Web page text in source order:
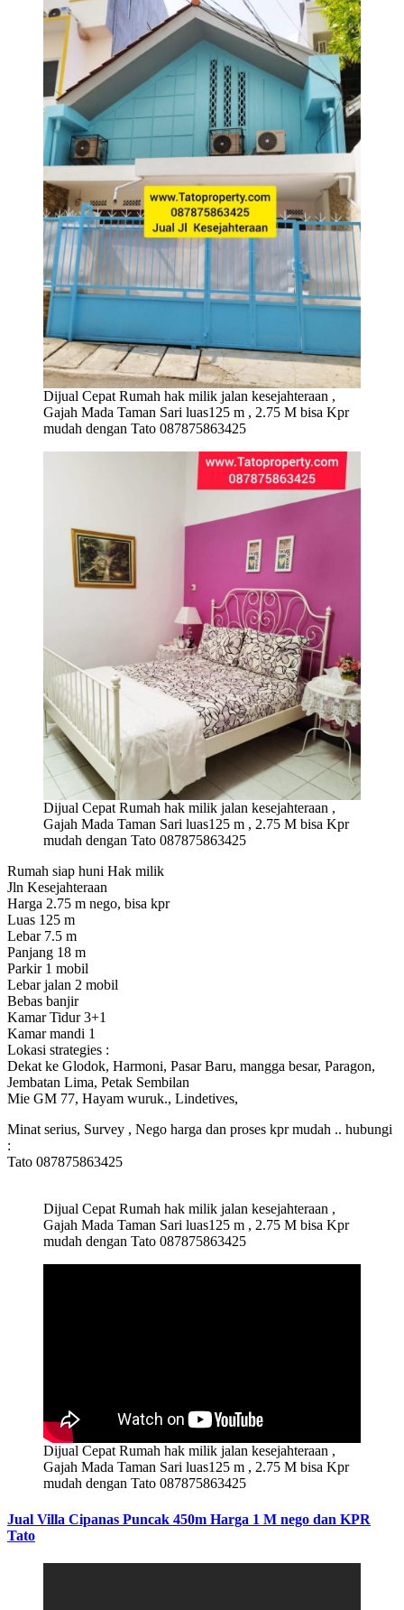
Dijual Cepat Rumah hak milik jalan kesejahteraan ,
Gajah Mada Taman Sari luas125 m , 2.75 M bisa Kpr
mudah dengan Tato 087875863425
Dijual Cepat Rumah hak milik jalan kesejahteraan ,
Gajah Mada Taman Sari luas125 m , 2.75 M bisa Kpr
mudah dengan Tato 087875863425
Rumah siap huni Hak milik
Jln Kesejahteraan
Harga 2.75 m nego, bisa kpr
Luas 125 m
Lebar 7.5 m
Panjang 18 m
Parkir 1 mobil
Lebar jalan 2 mobil
Bebas banjir
Kamar Tidur 3+1
Kamar mandi 1
Lokasi strategies :
Dekat ke Glodok, Harmoni, Pasar Baru, mangga besar, Paragon,
Jembatan Lima, Petak Sembilan
Mie GM 77, Hayam wuruk., Lindetives,
Minat serius, Survey , Nego harga dan proses kpr mudah .. hubungi
:
Tato 087875863425
Dijual Cepat Rumah hak milik jalan kesejahteraan ,
Gajah Mada Taman Sari luas125 m , 2.75 M bisa Kpr
mudah dengan Tato 087875863425
Dijual Cepat Rumah hak milik jalan kesejahteraan ,
Gajah Mada Taman Sari luas125 m , 2.75 M bisa Kpr
mudah dengan Tato 087875863425
Jual Villa Cipanas Puncak 450m Harga 1 M nego dan KPR
Tato